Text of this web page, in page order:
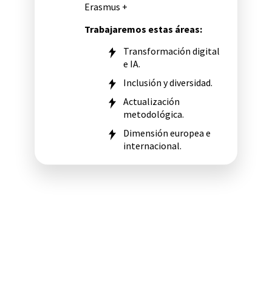
Erasmus +
Trabajaremos estas áreas:
Transformación digital
e IA.
Inclusión y diversidad.
Actualización
metodológica.
Dimensión europea e
internacional.